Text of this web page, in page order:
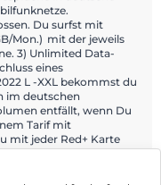
Du surfst mit
Mon.) mit der jeweils
3) Unlimited Data-
eines
L -XXL bekommst du
im deutschen
entfällt, wenn Du
Tarif mit
mit jeder Red+ Karte
im EU-Ausland